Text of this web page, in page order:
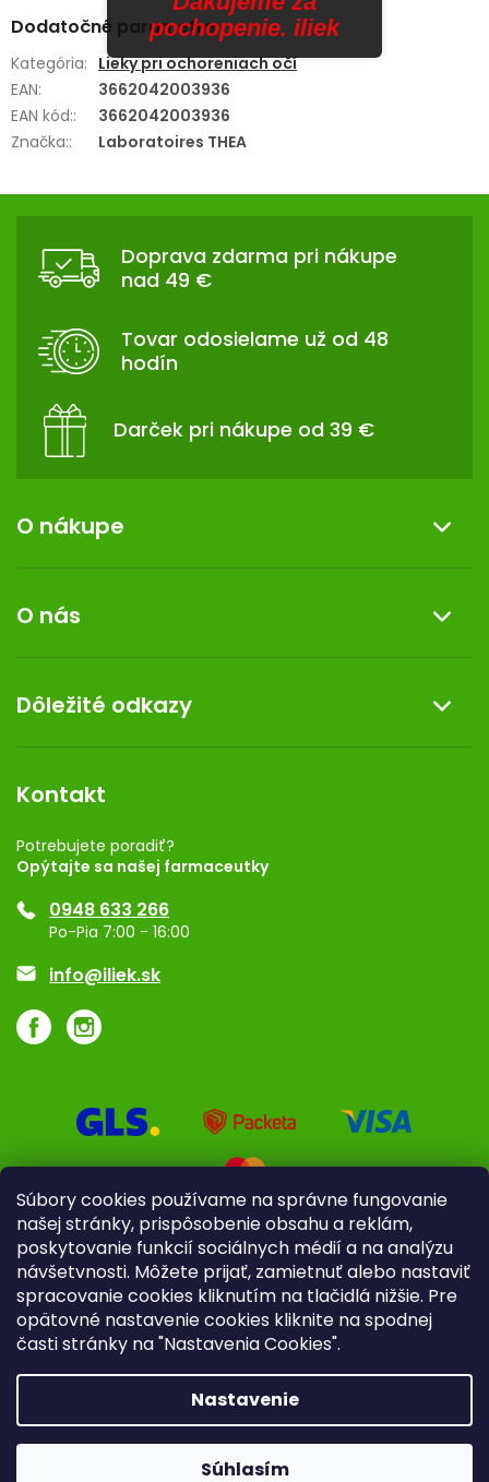
Súbory cookies používame na správne fungovanie
našej stránky, prispôsobenie obsahu a reklám,
poskytovanie funkcií sociálnych médií a na analýzu
návšetvnosti. Môžete prijať, zamietnuť alebo nastaviť
spracovanie cookies kliknutím na tlačidlá nižšie. Pre
opätovné nastavenie cookies kliknite na spodnej
časti stránky na "Nastavenia Cookies".
Nastavenie
Súhlasím
Dodatočné parametre
Kategória: Lieky pri ochoreniach očí
EAN:
3662042003936
EAN kód::
3662042003936
Značka:: Laboratoires THEA
Doprava zdarma pri nákupe
nad 49 €
Tovar odosielame už od 48
hodín
Darček pri nákupe od 39 €
O nákupe
Reklamácia a vrátenie tovaru
Doprava a platba
Darček k nákupu
O nás
Kontakt
Dermocentrum
Dôležité odkazy
Rozhodnutie na prevádzku
Registrácia
Ponuka pre firmy
Značky
Kontakt
Potrebujete poradiť?
Opýtajte sa našej farmaceutky
0948 633 266
Po-Pia 7:00 - 16:00
info@iliek.sk
Pre firmy Poradenstvo
iliek.sk. Všetky práva vyhradené.
nastavenie cookies
pochopenie. iliek